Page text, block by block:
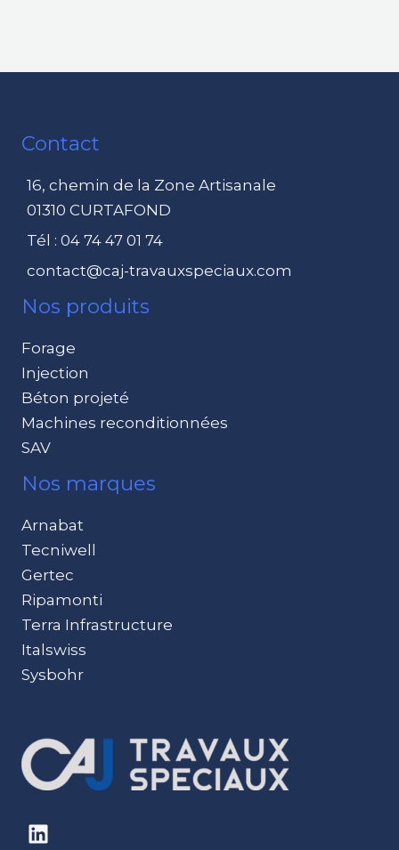
Contact
16, chemin de la Zone Artisanale
01310 CURTAFOND
Tél : 04 74 47 01 74
contact@caj-travauxspeciaux.com
Nos produits
Forage
Injection
Béton projeté
Machines reconditionnées
SAV
Nos marques
Arnabat
Tecniwell
Gertec
Ripamonti
Terra Infrastructure
Italswiss
Sysbohr